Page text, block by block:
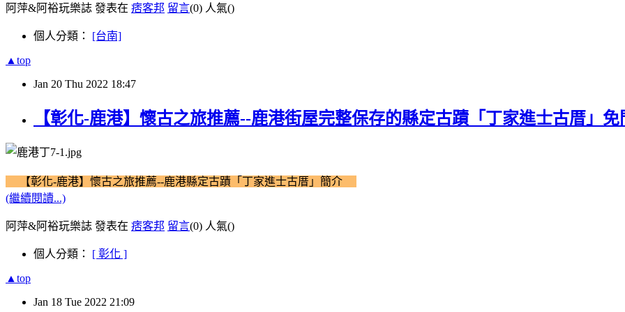
阿萍&阿裕玩樂誌 發表在 痞客邦 留言(0) 人氣()
個人分類： [台南]
▲top
Jan 20 Thu 2022 18:47
【彰化-鹿港】懷古之旅推薦--鹿港街屋完整保存的縣定古蹟「丁家進士古厝」免
【彰化-鹿港】懷古之旅推薦--鹿港縣定古蹟「丁家進士古厝」簡介
(繼續閱讀...)
阿萍&阿裕玩樂誌 發表在 痞客邦 留言(0) 人氣()
個人分類： [ 彰化 ]
▲top
Jan 18 Tue 2022 21:09